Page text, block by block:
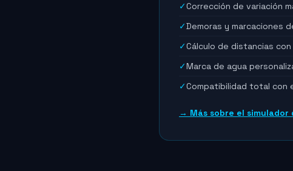
✓Corrección de variación
✓Demoras y marcaciones
✓Cálculo de distancias
✓Marca de agua
✓Compatibilidad total con
→ Más sobre el